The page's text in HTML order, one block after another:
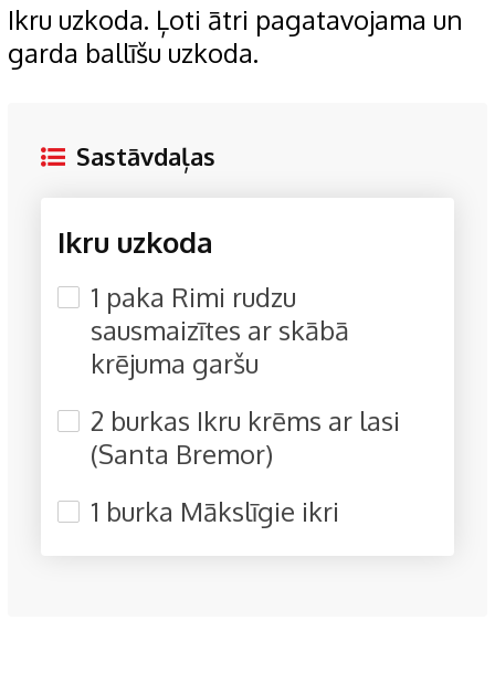
Ikru uzkoda. Ļoti ātri pagatavojama un
garda ballīšu uzkoda.
Sastāvdaļas
Ikru uzkoda
1 paka Rimi rudzu
sausmaizītes ar skābā
krējuma garšu
2 burkas Ikru krēms ar lasi
(Santa Bremor)
1 burka Mākslīgie ikri